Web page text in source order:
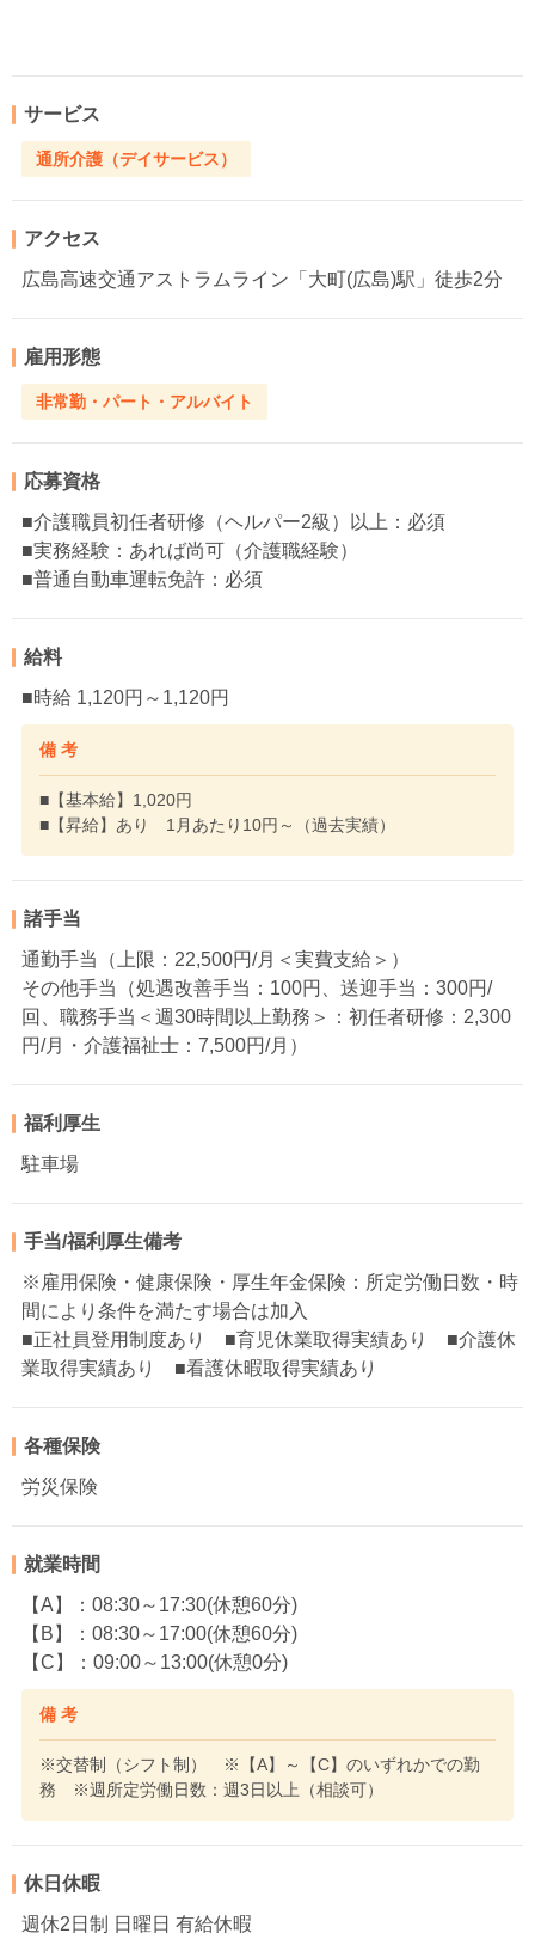
サービス
通所介護（デイサービス）
アクセス
広島高速交通アストラムライン「大町(広島)駅」徒歩2分
雇用形態
非常勤・パート・アルバイト
応募資格
■介護職員初任者研修（ヘルパー2級）以上：必須
■実務経験：あれば尚可（介護職経験）
■普通自動車運転免許：必須
給料
■時給 1,120円～1,120円
備 考
■【基本給】1,020円
■【昇給】あり 1月あたり10円～（過去実績）
諸手当
通勤手当（上限：22,500円/月＜実費支給＞）
その他手当（処遇改善手当：100円、送迎手当：300円/
回、職務手当＜週30時間以上勤務＞：初任者研修：2,300
円/月・介護福祉士：7,500円/月）
福利厚生
駐車場
手当/福利厚生備考
※雇用保険・健康保険・厚生年金保険：所定労働日数・時
間により条件を満たす場合は加入
■正社員登用制度あり ■育児休業取得実績あり ■介護休
業取得実績あり ■看護休暇取得実績あり
各種保険
労災保険
就業時間
【A】：08:30～17:30(休憩60分)
【B】：08:30～17:00(休憩60分)
【C】：09:00～13:00(休憩0分)
備 考
※交替制（シフト制） ※【A】～【C】のいずれかでの勤
務 ※週所定労働日数：週3日以上（相談可）
休日休暇
週休2日制 日曜日 有給休暇